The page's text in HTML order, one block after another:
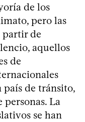
de los
pero las
partir de
aquellos
de
país de tránsito,
La
se han